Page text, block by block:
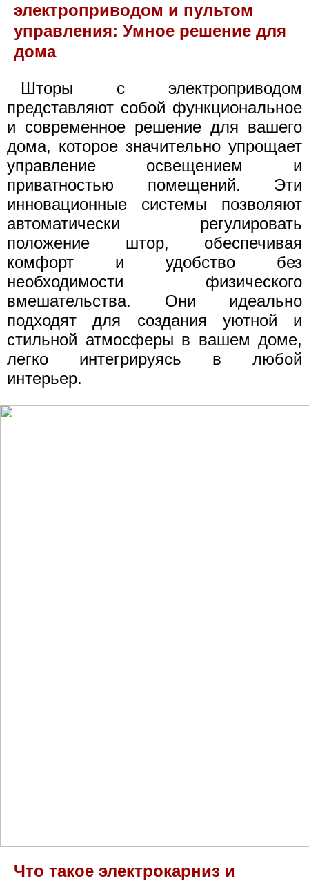
электроприводом и пультом
управления: Умное решение для
дома
Шторы с электроприводом
представляют собой функциональное
и современное решение для вашего
дома, которое значительно упрощает
управление освещением и
приватностью помещений. Эти
инновационные системы позволяют
автоматически регулировать
положение штор, обеспечивая
комфорт и удобство без
необходимости физического
вмешательства. Они идеально
подходят для создания уютной и
стильной атмосферы в вашем доме,
легко интегрируясь в любой
интерьер.
Что такое электрокарниз и